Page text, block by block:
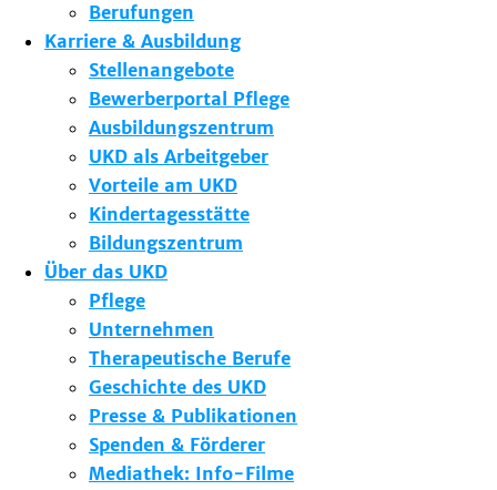
Berufungen
Karriere & Ausbildung
Stellenangebote
Bewerberportal Pflege
Ausbildungszentrum
UKD als Arbeitgeber
Vorteile am UKD
Kindertagesstätte
Bildungszentrum
Über das UKD
Pflege
Unternehmen
Therapeutische Berufe
Geschichte des UKD
Presse & Publikationen
Spenden & Förderer
Mediathek: Info-Filme